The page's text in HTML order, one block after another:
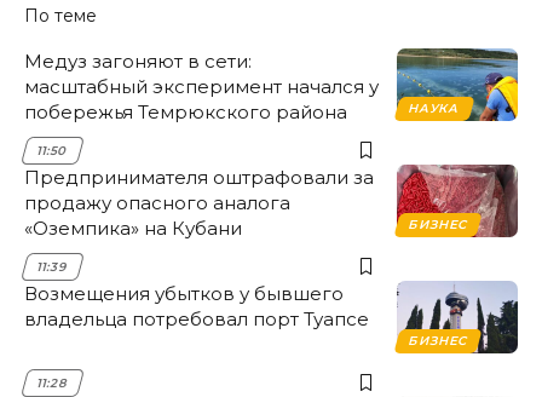
По теме
НАУКА
Медуз загоняют в сети:
масштабный эксперимент начался у
побережья Темрюкского района
11:50
БИЗНЕС
Предпринимателя оштрафовали за
продажу опасного аналога
«Оземпика» на Кубани
11:39
БИЗНЕС
Возмещения убытков у бывшего
владельца потребовал порт Туапсе
11:28